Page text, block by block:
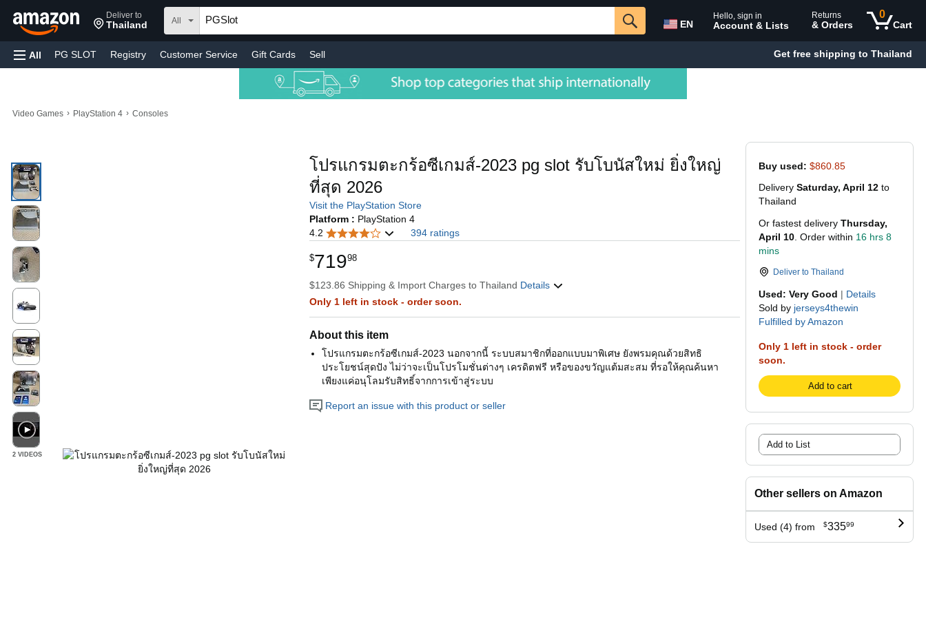
Deliver to
Thailand All EN
Hello, sign in
Account & Lists
Returns
& Orders
0
Cart
All PG SLOT Registry Customer Service Gift Cards Sell Get free shipping to Thailand
Video Games › PlayStation 4 › Consoles
Buy used: $860.85
Delivery Saturday, April 12 to
Thailand
Or fastest delivery Thursday,
April 10 . Order within 16 hrs 8
mins
Deliver to Thailand
Used: Very Good | Details
Sold by jerseys4thewin
Fulfilled by Amazon
Only 1 left in stock - order
soon.
Add to cart
Add to List
Other sellers on Amazon
Used (4) from $33599
2 VIDEOS
โปรแกรมตะกร้อซีเกมส์-2023 pg slot รับโบนัสใหม่ ยิ่งใหญ่
ที่สุด 2026
Visit the PlayStation Store
Platform : PlayStation 4
4.2
394 ratings
$71998
$123.86 Shipping & Import Charges to Thailand Details
Only 1 left in stock - order soon.
About this item
โปรแกรมตะกร้อซีเกมส์-2023 นอกจากนี้ ระบบสมาชิกที่ออกแบบมาพิเศษ ยังพรมคุณด้วยสิทธิ
ประโยชน์สุดปัง ไม่ว่าจะเป็นโปรโมชั่นต่างๆ เครดิตฟรี หรือของขวัญแต้มสะสม ที่รอให้คุณค้นหา
เพียงแค่อนุโลมรับสิทธิ์จากการเข้าสู่ระบบ
Report an issue with this product or seller